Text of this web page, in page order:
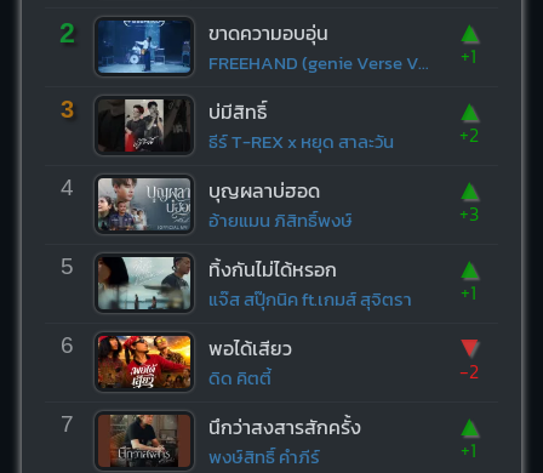
2 ขาดความอบอุ่น
FREEHAND (genie Verse Vol.1)
▲
+1
3 บ่มีสิทธิ์
ธีร์ T-REX x หยุด สาละวัน
▲
+2
4 บุญผลาบ่ฮอด
อ้ายแมน ภิสิทธิ์พงษ์
▲
+3
5 ทิ้งกันไม่ได้หรอก
แจ๊ส สปุ๊กนิค ft.เกมส์ สุจิตรา
▲
+1
6 พอได้เสียว
ดิด คิตตี้
▼
-2
7 นึกว่าสงสารสักครั้ง
พงษ์สิทธิ์ คำภีร์
▲
+1